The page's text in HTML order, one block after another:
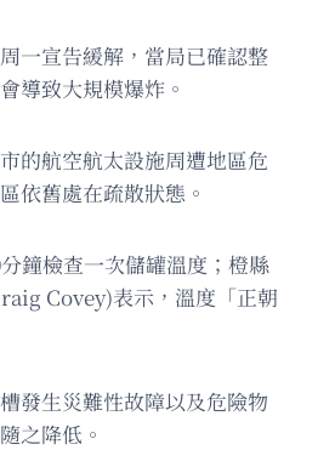
一宣告緩解，當局已確認整
導致大規模爆炸。
的航空航太設施周遭地區危
依舊處在疏散狀態。
鐘檢查一次儲罐溫度；橙縣
Covey)表示，溫度「正朝
發生災難性故障以及危險物
之降低。